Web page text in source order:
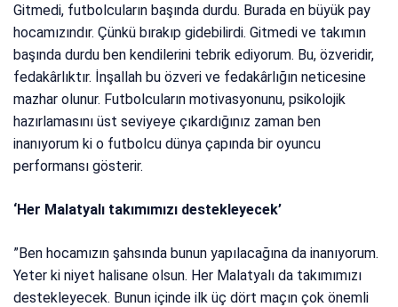
Gitmedi, futbolcuların başında durdu. Burada en büyük pay
hocamızındır. Çünkü bırakıp gidebilirdi. Gitmedi ve takımın
başında durdu ben kendilerini tebrik ediyorum. Bu, özveridir,
fedakârlıktır. İnşallah bu özveri ve fedakârlığın neticesine
mazhar olunur. Futbolcuların motivasyonunu, psikolojik
hazırlamasını üst seviyeye çıkardığınız zaman ben
inanıyorum ki o futbolcu dünya çapında bir oyuncu
performansı gösterir.
‘Her Malatyalı takımımızı destekleyecek’
”Ben hocamızın şahsında bunun yapılacağına da inanıyorum.
Yeter ki niyet halisane olsun. Her Malatyalı da takımımızı
destekleyecek. Bunun içinde ilk üç dört maçın çok önemli